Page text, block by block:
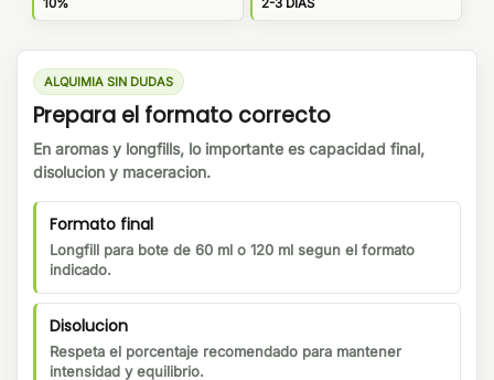
ALQUIMIA SIN DUDAS
Prepara el formato correcto
En aromas y longfills, lo importante es capacidad final,
disolucion y maceracion.
Formato final
Longfill para bote de 60 ml o 120 ml segun el formato
indicado.
Disolucion
Respeta el porcentaje recomendado para mantener
intensidad y equilibrio.